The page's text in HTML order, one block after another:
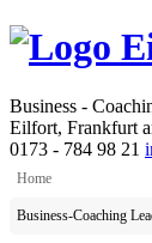
Business -
Eilfort, Frankfurt
0173 - 784 98 21
Home
Business-Coaching